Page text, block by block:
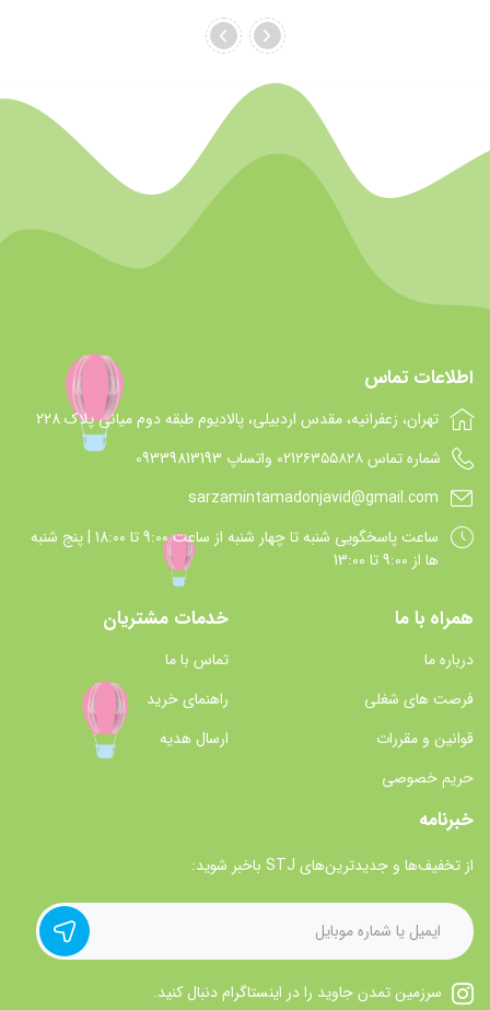
اطلاعات تماس
تهران، زعفرانیه، مقدس اردبیلی، پالادیوم طبقه دوم میانی پلاک 228
شماره تماس 021۲۶۳۵۵۸۲۸ واتساپ 09339813193
sarzamintamadonjavid@gmail.com
ساعت پاسخگويي شنبه تا چهار شنبه از ساعت 9:00 تا 18:00 | پنج شنبه
ها از 9:00 تا 13:00
همراه با ما
درباره ما
فرصت های شغلی
قوانین و مقررات
حریم خصوصی
خدمات مشتریان
تماس با ما
راهنمای خرید
ارسال هدیه
خبرنامه
از تخفیف‌ها و جدیدترین‌های STJ باخبر شوید:
سرزمین تمدن جاوید را در اینستاگرام دنبال کنید.